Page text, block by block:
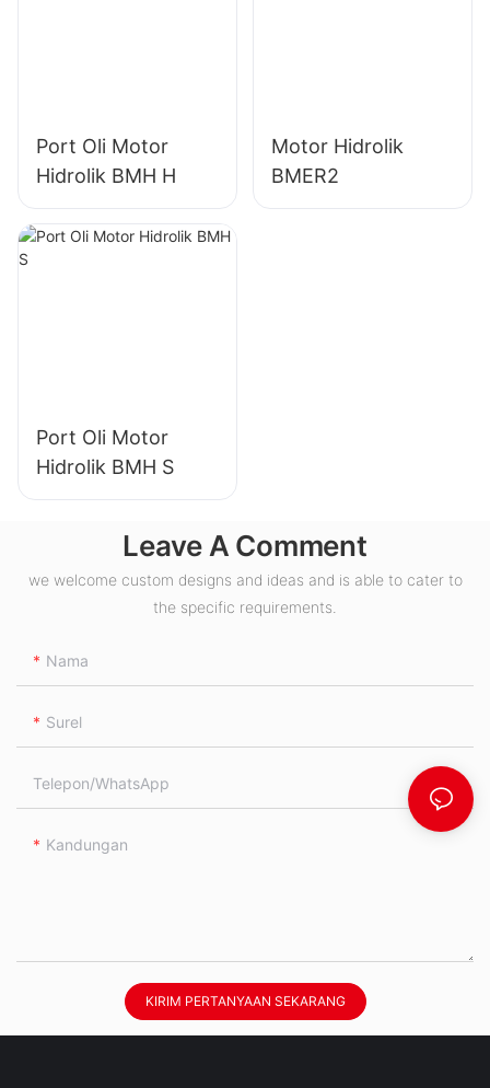
Port Oli Motor
Hidrolik BMH H
Motor Hidrolik
BMER2
Port Oli Motor
Hidrolik BMH S
Leave A Comment
we welcome custom designs and ideas and is able to cater to
the specific requirements.
Nama
Surel
Telepon/WhatsApp
Kandungan
KIRIM PERTANYAAN SEKARANG